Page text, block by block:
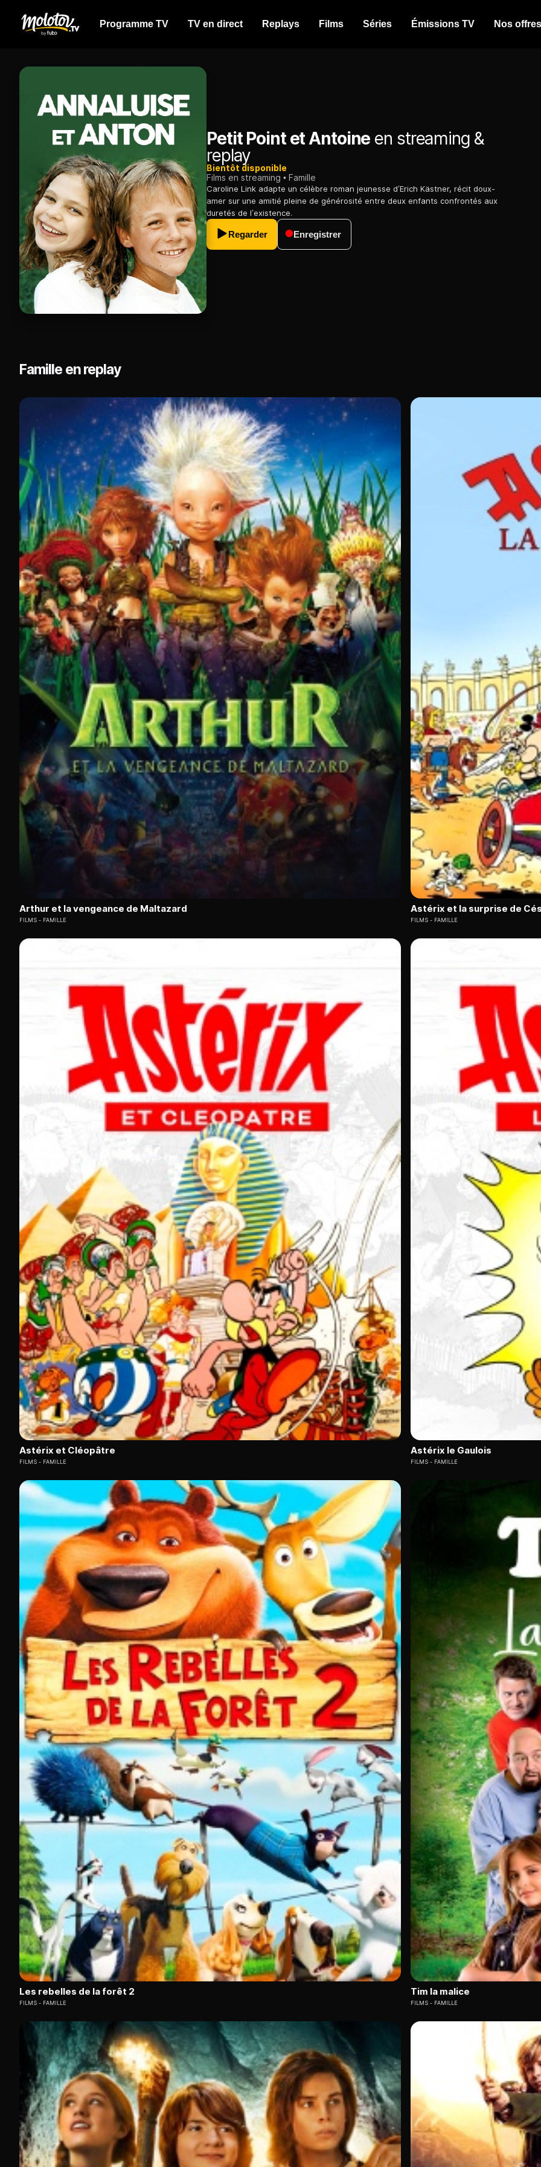
Programme TV TV en direct Replays Films Séries Émissions TV Nos offres
Petit Point et Antoine en streaming &
replay
Bientôt disponible
Films en streaming
Famille
Caroline Link adapte un célèbre roman jeunesse d’Erich Kästner, récit doux-
amer sur une amitié pleine de générosité entre deux enfants confrontés aux
duretés de l’existence.
Regarder Enregistrer
Famille en replay
Arthur et la vengeance de Maltazard
FILMS FAMILLE
Astérix et la surprise de
FILMS FAMILLE
Astérix et Cléopâtre
FILMS FAMILLE
Astérix le Gaulois
FILMS FAMILLE
Les rebelles de la forêt 2
FILMS FAMILLE
Tim la malice
FILMS FAMILLE